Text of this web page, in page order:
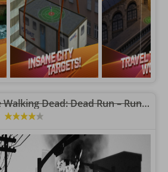
‎Fear the Walking Dead: Dead Run – Runner táctico